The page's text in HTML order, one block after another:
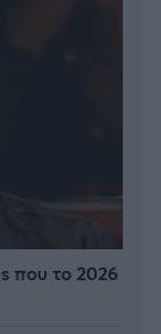
που το 2026